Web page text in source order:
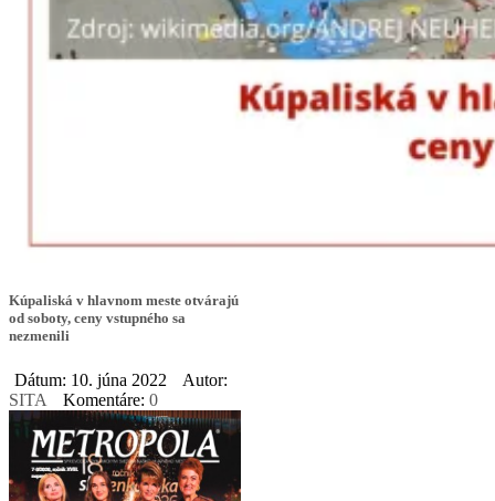
Kúpaliská v hlavnom meste otvárajú
od soboty, ceny vstupného sa
nezmenili
Dátum: 10. júna 2022
Autor:
SITA
Komentáre: 0